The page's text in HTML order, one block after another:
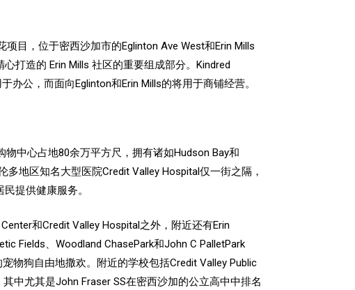
目，位于密西沙加市的Eglinton Ave West和Erin Mills
打造的 Erin Mills 社区的重要组成部分。Kindred
公，而面向Eglinton和Erin Mills的将用于商铺经营。
物中心占地80余万平方尺，拥有诸如Hudson Bay和
地区知名大型医院Credit Valley Hospital仅一街之隔，
提供健康服务。
和Credit Valley Hospital之外，附近还有Erin
Fields、Woodland ChasePark和John C PalletPark
物狗自由地撒欢。附近的学校包括Credit Valley Public
中尤其是John Fraser SS在密西沙加的公立高中中排名